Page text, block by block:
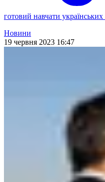
готовий навчати українських
Новини
19 червня 2023 16:47